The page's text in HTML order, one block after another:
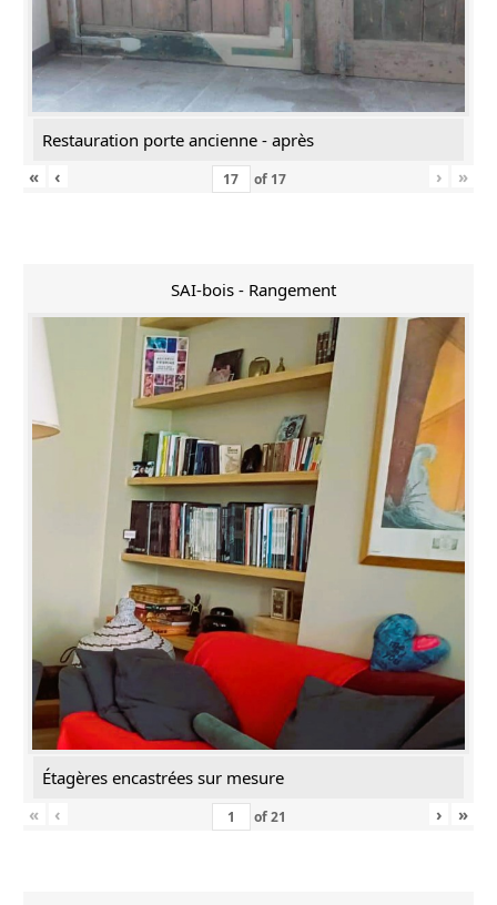
Restauration porte ancienne - après
«
‹ of 17 › »
SAI-bois - Rangement
Étagères encastrées sur mesure
«
‹ of21 › »